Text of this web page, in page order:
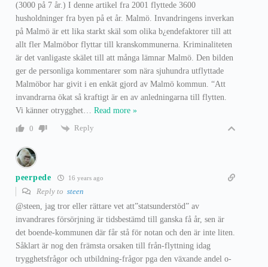
(3000 på 7 år.) I denne artikel fra 2001 flyttede 3600
husholdninger fra byen på et år. Malmö. Invandringens inverkan
på Malmö är ett lika starkt skäl som olika b¿endefaktorer till att
allt fler Malmöbor flyttar till kranskommunerna. Kriminaliteten
är det vanligaste skälet till att många lämnar Malmö. Den bilden
ger de personliga kommentarer som nära sjuhundra utflyttade
Malmöbor har givit i en enkät gjord av Malmö kommun. “Att
invandrarna ökat så kraftigt är en av anledningarna till flytten.
Vi känner otrygghet… Read more »
0
Reply
peerpede 16 years ago
Reply to steen
@steen, jag tror eller rättare vet att”statsunderstöd” av
invandrares försörjning är tidsbestämd till ganska få år, sen är
det boende-kommunen där får stå för notan och den är inte liten.
Såklart är nog den främsta orsaken till från-flyttning idag
trygghetsfrågor och utbildning-frågor pga den växande andel o-